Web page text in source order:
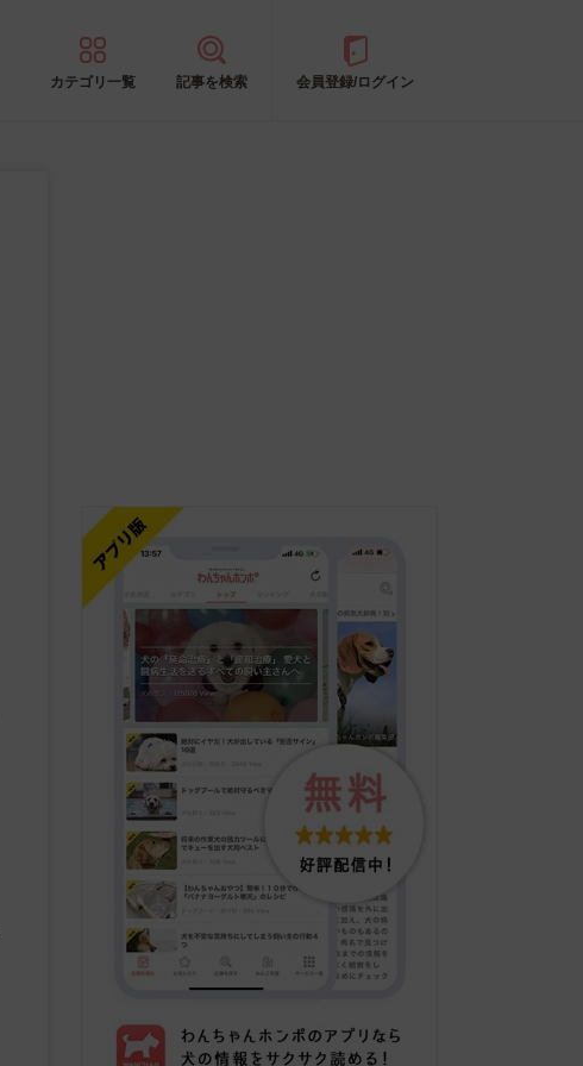
カテゴリ一覧 記事を検索 会員登録/ログイン